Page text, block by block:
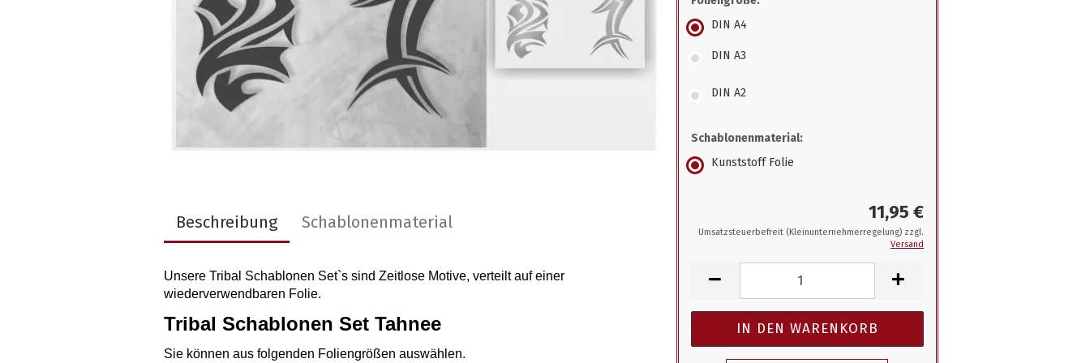
DIN A4
DIN A3
DIN A2
Schablonenmaterial:
Kunststoff Folie
11,95 €
Umsatzsteuerbefreit (Kleinunternehmerregelung) zzgl.
Versand
Beschreibung Schablonenmaterial
Unsere Tribal Schablonen Set`s sind Zeitlose Motive, verteilt auf einer
wiederverwendbaren Folie.
Tribal Schablonen Set Tahnee
Sie können aus folgenden Foliengrößen auswählen.